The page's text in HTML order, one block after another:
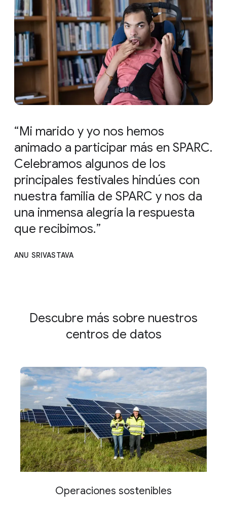
Mi marido y yo nos hemos
animado a participar más en SPARC.
Celebramos algunos de los
principales festivales hindúes con
nuestra familia de SPARC y nos da
una inmensa alegría la respuesta
que recibimos.
ANU SRIVASTAVA
Descubre más sobre nuestros
centros de datos
Operaciones sostenibles